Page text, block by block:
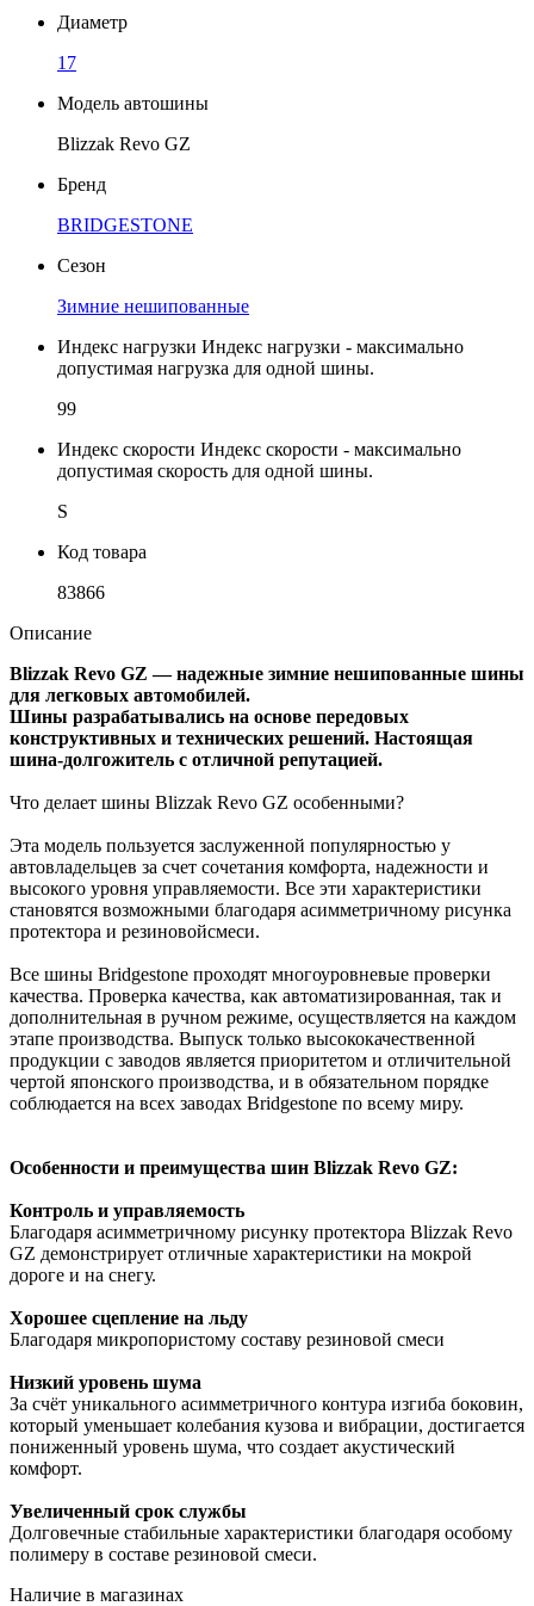
Диаметр
17
Модель автошины
Blizzak Revo GZ
Бренд
BRIDGESTONE
Сезон
Зимние нешипованные
Индекс нагрузки Индекс нагрузки - максимально
допустимая нагрузка для одной шины.
99
Индекс скорости Индекс скорости - максимально
допустимая скорость для одной шины.
S
Код товара
83866
Описание
Blizzak Revo GZ — надежные зимние нешипованные шины
для легковых автомобилей.
Шины разрабатывались на основе передовых
конструктивных и технических решений. Настоящая
шина-долгожитель с отличной репутацией.
Что делает шины Blizzak Revo GZ особенными?
Эта модель пользуется заслуженной популярностью у
автовладельцев за счет сочетания комфорта, надежности и
высокого уровня управляемости. Все эти характеристики
становятся возможными благодаря асимметричному рисунка
протектора и резиновойсмеси.
Все шины Bridgestone проходят многоуровневые проверки
качества. Проверка качества, как автоматизированная, так и
дополнительная в ручном режиме, осуществляется на каждом
этапе производства. Выпуск только высококачественной
продукции с заводов является приоритетом и отличительной
чертой японского производства, и в обязательном порядке
соблюдается на всех заводах Bridgestone по всему миру.
Особенности и преимущества шин Blizzak Revo GZ:
Контроль и управляемость
Благодаря асимметричному рисунку протектора Blizzak Revo
GZ демонстрирует отличные характеристики на мокрой
дороге и на снегу.
Хорошее сцепление на льду
Благодаря микропористому составу резиновой смеси
Низкий уровень шума
За счёт уникального асимметричного контура изгиба боковин,
который уменьшает колебания кузова и вибрации, достигается
пониженный уровень шума, что создает акустический
комфорт.
Увеличенный срок службы
Долговечные стабильные характеристики благодаря особому
полимеру в составе резиновой смеси.
Наличие в магазинах